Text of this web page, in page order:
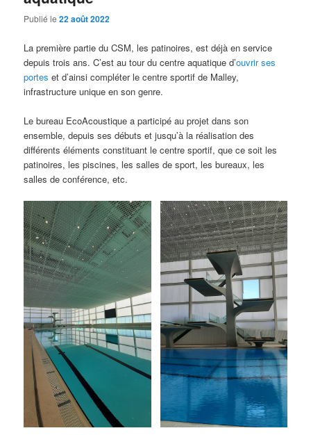
Publié le22 août 2022
La première partie du CSM, les patinoires, est déjà en service
depuis trois ans. C’est au tour du centre aquatique d’ouvrir ses
portes et d’ainsi compléter le centre sportif de Malley,
infrastructure unique en son genre.
Le bureau EcoAcoustique a participé au projet dans son
ensemble, depuis ses débuts et jusqu’à la réalisation des
différents éléments constituant le centre sportif, que ce soit les
patinoires, les piscines, les salles de sport, les bureaux, les
salles de conférence, etc.